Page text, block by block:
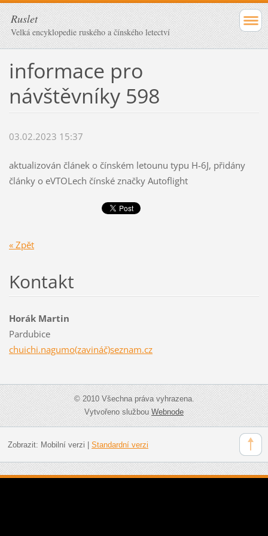
Ruslet
Velká encyklopedie ruského a čínského letectví
informace pro
návštěvníky 598
03.02.2023 15:37
aktualizován článek o čínském letounu typu H-6J, přidány
články o eVTOLech čínské značky Autoflight
« Zpět
Kontakt
Horák Martin
Pardubice
chuichi.nagumo(zavináč)seznam.cz
© 2010 Všechna práva vyhrazena.
Vytvořeno službouWebnode
Zobrazit: Mobilní verzi Standardní verzi